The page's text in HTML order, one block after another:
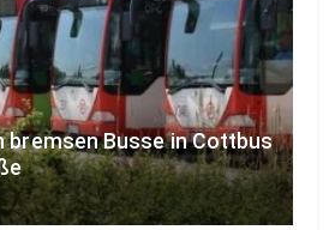
bremsen Busse in Cottbus